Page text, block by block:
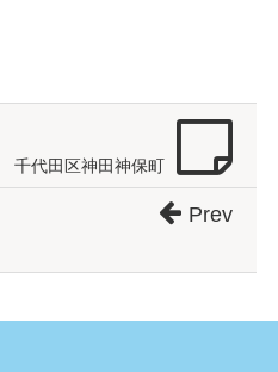
千代田区神田神保町
Prev